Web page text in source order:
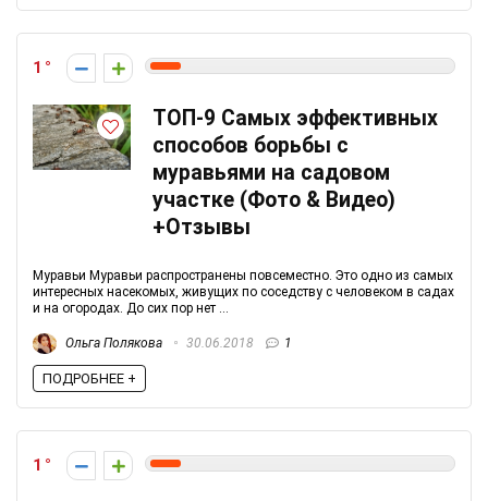
1
ТОП-9 Самых эффективных
способов борьбы с
муравьями на садовом
участке (Фото & Видео)
+Отзывы
Муравьи Муравьи распространены повсеместно. Это одно из самых
интересных насекомых, живущих по соседству с человеком в садах
и на огородах. До сих пор нет ...
Ольга Полякова 30.06.2018 1
ПОДРОБНЕЕ +
1